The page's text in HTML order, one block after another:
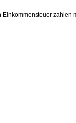
zahlen